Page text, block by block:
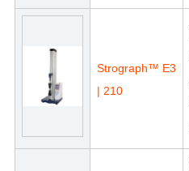
Strograph™ E3
| 210